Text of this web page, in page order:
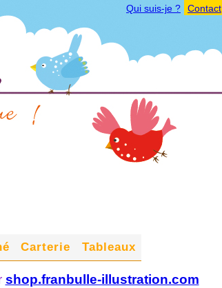
Contact
Qui suis-je ?
Carterie Tableaux
shop.franbulle-illustration.com